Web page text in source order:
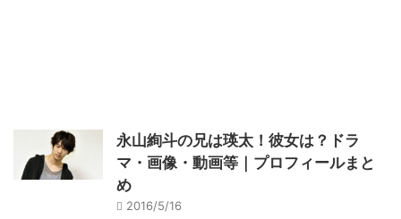
永山絢斗の兄は瑛太！彼女は？ドラ
マ・画像・動画等｜プロフィールまと
め
2016/5/16